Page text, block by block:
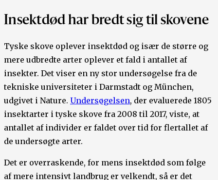
Insektdød har bredt sig til skovene
Tyske skove oplever insektdød og især de større og
mere udbredte arter oplever et fald i antallet af
insekter. Det viser en ny stor undersøgelse fra de
tekniske universiteter i Darmstadt og München,
udgivet i Nature. Undersøgelsen, der evaluerede 1805
insektarter i tyske skove fra 2008 til 2017, viste, at
antallet af individer er faldet over tid for flertallet af
de undersøgte arter.
Det er overraskende, for mens insektdød som følge
af mere intensivt landbrug er velkendt, så er det